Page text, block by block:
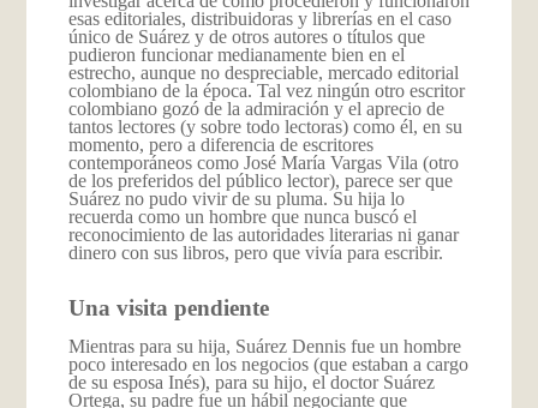
esas editoriales, distribuidoras y librerías en el caso
único de Suárez y de otros autores o títulos que
pudieron funcionar medianamente bien en el
estrecho, aunque no despreciable, mercado editorial
colombiano de la época. Tal vez ningún otro escritor
colombiano gozó de la admiración y el aprecio de
tantos lectores (y sobre todo lectoras) como él, en su
momento, pero a diferencia de escritores
contemporáneos como José María Vargas Vila (otro
de los preferidos del público lector), parece ser que
Suárez no pudo vivir de su pluma. Su hija lo
recuerda como un hombre que nunca buscó el
reconocimiento de las autoridades literarias ni ganar
dinero con sus libros, pero que vivía para escribir.
Una visita pendiente
Mientras para su hija, Suárez Dennis fue un hombre
poco interesado en los negocios (que estaban a cargo
de su esposa Inés), para su hijo, el doctor Suárez
Ortega, su padre fue un hábil negociante que